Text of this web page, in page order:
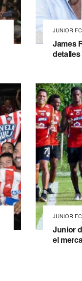
JUNIOR FC
James
JUNIOR FC
Junior
el